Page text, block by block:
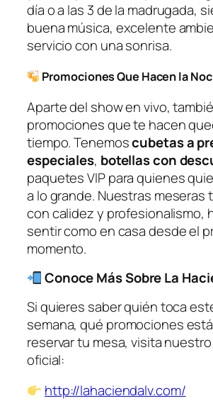
día o a las 3 de la madrugada,
buena música, excelente
servicio con una sonrisa.
Promociones Que Hacen la
Aparte del show en vivo,
promociones que te hacen
tiempo. Tenemoscubetas a
especiales, botellas con
paquetes VIP para quienes
a lo grande. Nuestras meseras
con calidez y profesionalismo,
sentir como en casa desde el
momento.
Conoce Más Sobre La
Si quieres saber quién toca
semana, qué promociones
reservar tu mesa, visita
oficial:
http://lahaciendalv.com/